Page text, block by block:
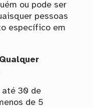
ou pode ser
pessoas
específico em
Qualquer
até 30 de
de 5